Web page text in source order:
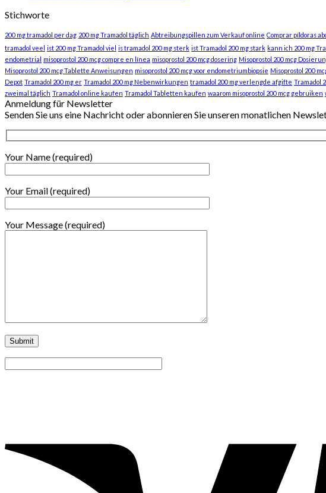
Stichworte
200 mg tramadol per dag 200 mg Tramadol täglich Abtreibungspillen zum Verkauf online Comprar píldoras
tramadol veel ist 200 mg Tramadol viel is tramadol 200 mg sterk ist Tramadol 200 mg stark kann ich 200 mg
endometrial misoprostol 200 mcg compre en línea misoprostol 200 mcg dosering Misoprostol 200 mcg
Misoprostol 200 mcg Tablette Anweisungen misoprostol 200 mcg voor endometriumbiopsie Misoprostol 200
Depot Tramadol 200 mg er Tramadol 200 mg Nebenwirkungen tramadol 200 mg verlengde afgifte Tramadol
zweimal täglich Tramadol online kaufen Tramadol Tabletten kaufen waarom misoprostol 200 mcg gebruiken
Anmeldung für Newsletter
Senden Sie uns eine Nachricht oder abonnieren Sie unseren monatlichen
Your Name (required)
Your Email (required)
Your Message (required)